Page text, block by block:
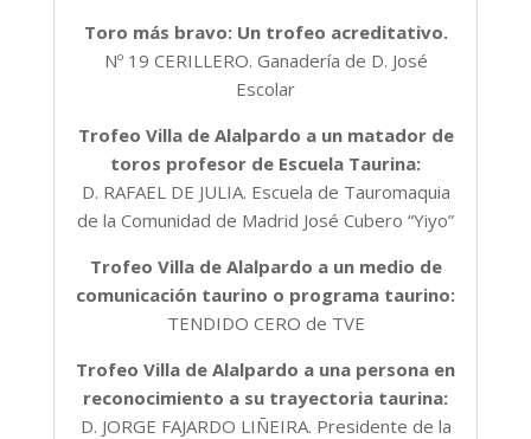
Toro más bravo: Un trofeo acreditativo.
Nº 19 CERILLERO. Ganadería de D. José
Escolar
Trofeo Villa de Alalpardo a un matador de
toros profesor de Escuela Taurina:
D. RAFAEL DE JULIA. Escuela de Tauromaquia
de la Comunidad de Madrid José Cubero “Yiyo”
Trofeo Villa de Alalpardo a un medio de
comunicación taurino o programa taurino:
TENDIDO CERO de TVE
Trofeo Villa de Alalpardo a una persona en
reconocimiento a su trayectoria taurina:
D. JORGE FAJARDO LIÑEIRA. Presidente de la